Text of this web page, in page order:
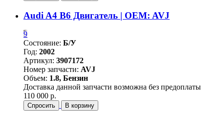
Audi A4 B6 Двигатель | OEM: AVJ
9
Состояние: Б/У
Год: 2002
Артикул: 3907172
Номер запчасти: AVJ
Объем: 1.8, Бензин
Доставка данной запчасти возможна без предоплаты
110 000 р.
Спросить В корзину